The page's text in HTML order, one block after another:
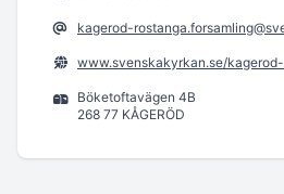
kagerod-
www.svenskakyrkan.se/
Böketoftavägen 4B
268 77 KÅGERÖD